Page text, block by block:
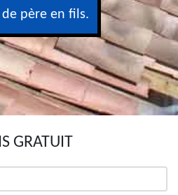
père en fils.
GRATUIT